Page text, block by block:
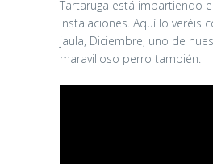
Tartaruga está impartiendo
instalaciones. Aquí lo veréis
jaula, Diciembre, uno de
maravilloso perro también.